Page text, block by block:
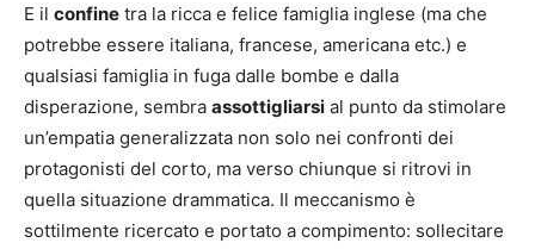
E il confine tra la ricca e felice famiglia inglese (ma che
potrebbe essere italiana, francese, americana etc.) e
qualsiasi famiglia in fuga dalle bombe e dalla
disperazione, sembra assottigliarsi al punto da stimolare
un’empatia generalizzata non solo nei confronti dei
protagonisti del corto, ma verso chiunque si ritrovi in
quella situazione drammatica. Il meccanismo è
sottilmente ricercato e portato a compimento: sollecitare